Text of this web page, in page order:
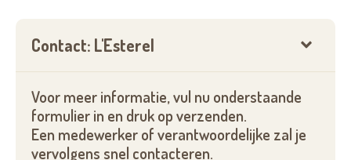
Contact: L'Esterel
Voor meer informatie, vul nu onderstaande
formulier in en druk op verzenden.
Een medewerker of verantwoordelijke zal je
vervolgens snel contacteren.